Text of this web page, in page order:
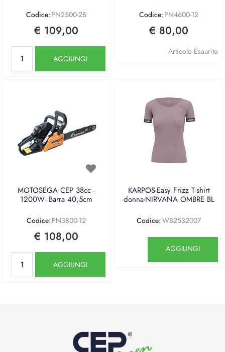
Codice: PN2500-2B
€ 109,00
AGGIUNGI
Codice: PN4600-12
€ 80,00
Articolo Esaurito
MOTOSEGA CEP 38cc -
1200W- Barra 40,5cm
Codice: PN3800-12
€ 108,00
AGGIUNGI
KARPOS-Easy Frizz T-shirt
donna-NIRVANA OMBRE BL
Codice: WB2532007
AGGIUNGI